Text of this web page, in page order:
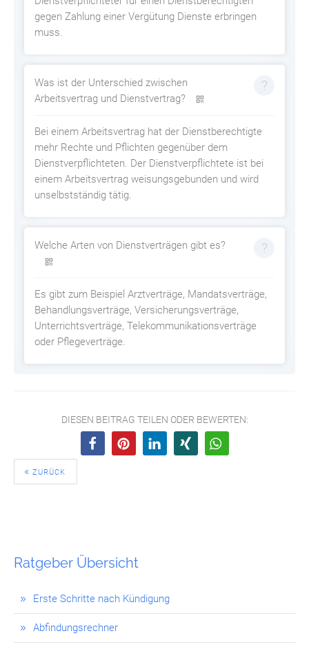
Ratgeber Übersicht
Erste Schritte nach Kündigung
Abfindungsrechner
gegen Zahlung einer Vergütung Dienste erbringen
muss.
Was ist der Unterschied zwischen
Arbeitsvertrag und Dienstvertrag?
Bei einem Arbeitsvertrag hat der Dienstberechtigte
mehr Rechte und Pflichten gegenüber dem
Dienstverpflichteten. Der Dienstverpflichtete ist bei
einem Arbeitsvertrag weisungsgebunden und wird
unselbstständig tätig.
Welche Arten von Dienstverträgen gibt es?
Es gibt zum Beispiel Arztverträge, Mandatsverträge,
Behandlungsverträge, Versicherungsverträge,
Unterrichtsverträge, Telekommunikationsverträge
oder Pflegeverträge.
DIESEN BEITRAG TEILEN ODER BEWERTEN:
ZURÜCK